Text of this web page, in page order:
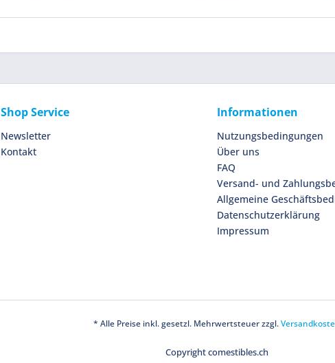
Shop Service
Newsletter
Kontakt
Informationen
Nutzungsbedingungen
Über uns
FAQ
Versand- und
Allgemeine
Datenschutzerklärung
Impressum
* Alle Preise inkl. gesetzl. Mehrwertsteuer zzgl.
Copyright comestibles.ch